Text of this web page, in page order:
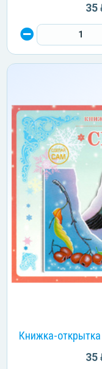
35
Книжка-
35